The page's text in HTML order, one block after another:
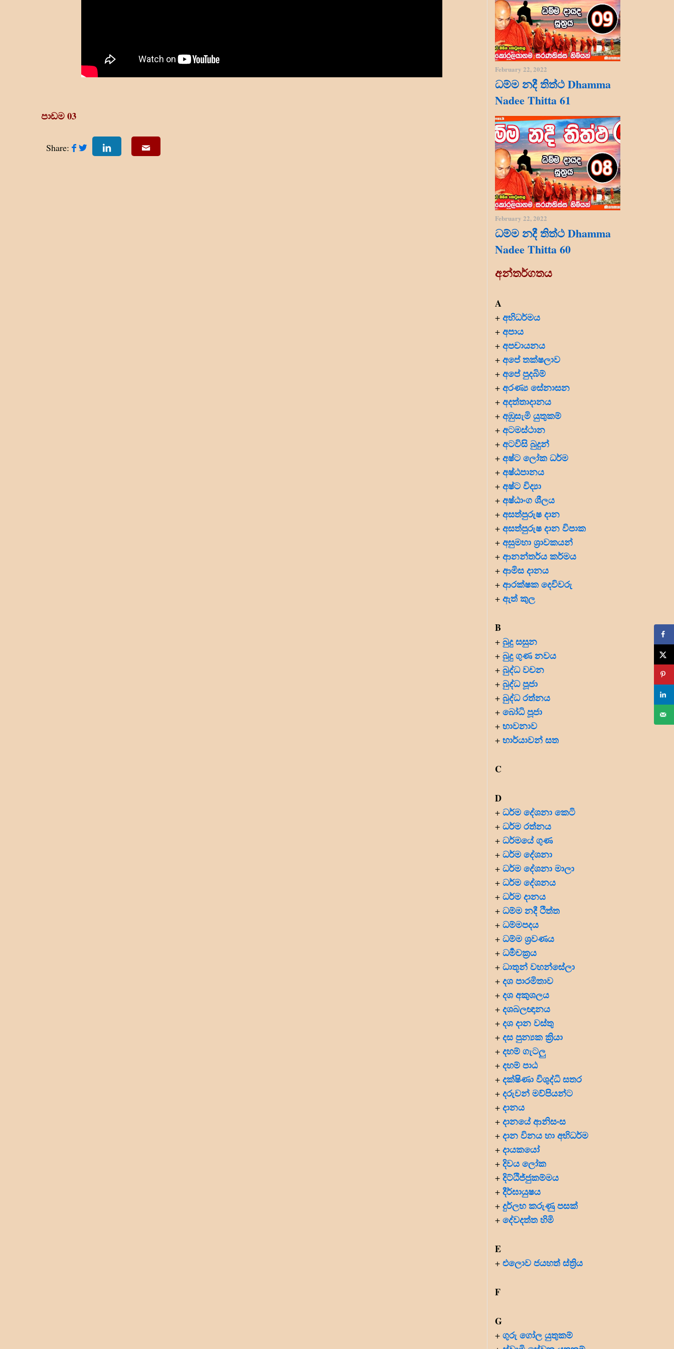
පාඩම 03
Share:
February 22, 2022
ධම්ම නදී තිත්ථ Dhamma
Nadee Thitta 61
February 22, 2022
ධම්ම නදී තිත්ථ Dhamma
Nadee Thitta 60
අන්තර්ගතය
A
+ අභිධර්මය
+ අපාය
+ අපචායනය
+ අපේ තක්ෂලාව
+ අපේ පුදබිම්
+ අරණ්‍ය සේනාසන
+ අදත්තාදානය
+ අඹුසැමි යුතුකම්
+ අටමස්ථාන
+ අටවිසි බුදුන්
+ අෂ්ට ලෝක ධර්ම
+ අෂ්ඨපානය
+ අෂ්ට විද්‍යා
+ අෂ්ඨාංග ශීලය
+ අසත්පුරුෂ දාන
+ අසත්පුරුෂ දාන විපාක
+ අසුමහා ශ්‍රාවකයන්
+ ආනන්තර්ය කර්මය
+ ආමිස දානය
+ ආරක්ෂක දෙවිවරු
+ ඇත් කුල
B
+ බුදු සසුන
+ බුදු ගුණ නවය
+ බුද්ධ වචන
+ බුද්ධ පූජා
+ බුද්ධ රත්නය
+ බෝධි පූජා
+ භාවනාව
+ භාර්යාවන් සත
C
D
+ ධර්ම දේශනා කෙටි
+ ධර්ම රත්නය
+ ධර්මයේ ගුණ
+ ධර්ම දේශනා
+ ධර්ම දේශනා මාලා
+ ධර්ම දේශනය
+ ධර්ම දානය
+ ධම්ම නදී ථිත්ත
+ ධම්මපදය
+ ධම්ම ශ්‍රවණය
+ ධර්‍මචක්‍රය
+ ධාතූන් වහන්සේලා
+ දශ පාරමිතාව
+ දශ අකුශලය
+ දශබලඥානය
+ දශ දාන වස්තු
+ දස පුන්‍යක ක්‍රියා
+ දහම් ගැටලු
+ දහම් පාඨ
+ දක්ෂිණා විශුද්ධි සතර
+ දරුවන් මව්පියන්ට
+ දානය
+ දානයේ ආනිසංස
+ දාන විනය හා අභිධර්ම
+ දායකයෝ
+ දිවය ලෝක
+ දිට්ඨිජ්ජුකම්මය
+ දීර්ඝායුෂය
+ දුර්ලභ කරුණු පසක්
+ දේවදත්ත හිමි
E
+ එලොව ජයහත් ස්ත්‍රිය
F
G
+ ගුරු ගෝල යුතුකම්